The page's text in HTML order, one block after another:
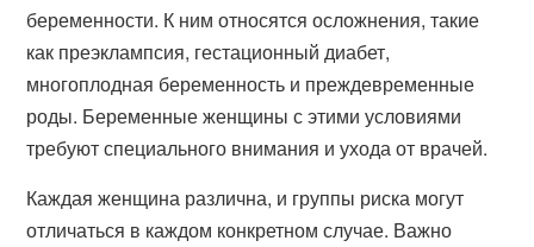
беременности. К ним относятся осложнения, такие
как преэклампсия, гестационный диабет,
многоплодная беременность и преждевременные
роды. Беременные женщины с этими условиями
требуют специального внимания и ухода от врачей.
Каждая женщина различна, и группы риска могут
отличаться в каждом конкретном случае. Важно